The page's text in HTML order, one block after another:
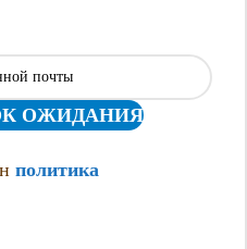
ОЖИДАНИЯ
политика